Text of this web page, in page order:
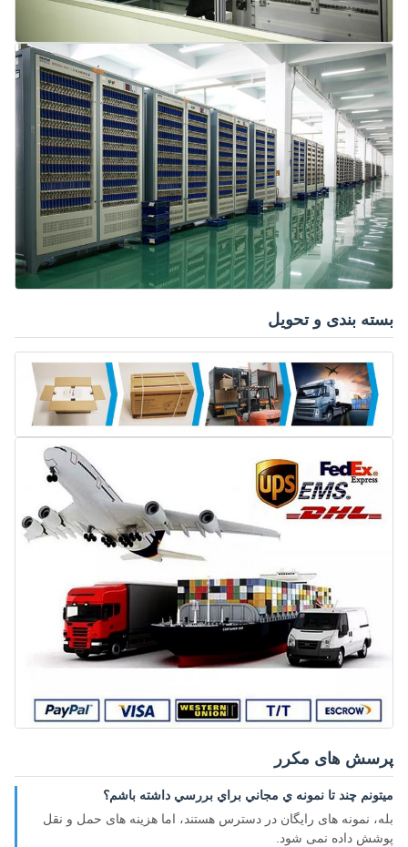
بسته بندی و تحویل
پرسش های مکرر
ميتونم چند تا نمونه ي مجاني براي بررسي داشته باشم؟
بله، نمونه های رایگان در دسترس هستند، اما هزینه های حمل و نقل
پوشش داده نمی شود.